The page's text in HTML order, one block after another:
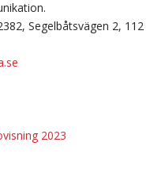
Segelbåtsvägen 2, 112
2023